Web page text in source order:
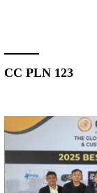
CC PLN 123